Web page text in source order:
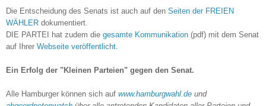
Die Entscheidung des Senats ist auch auf den Seiten der FREIEN
WÄHLER dokumentiert.
DIE PARTEI hat zudem die gesamte Kommunikation (pdf) mit dem Senat
auf Ihrer Webseite veröffentlicht.
Ein Erfolg der "Kleinen Parteien" gegen den Senat.
Alle Hamburger können sich auf www.hamburgwahl.de und